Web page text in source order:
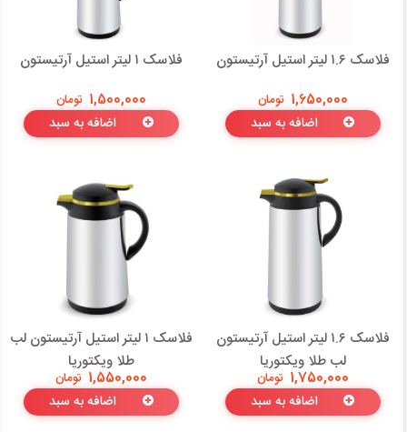
فلاسک ۱.۶ لیتر استیل آرتیستون
1,650,000 تومان
اضافه به سبد
فلاسک ۱ لیتر استیل آرتیستون
1,500,000 تومان
اضافه به سبد
فلاسک ۱.۶ لیتر استیل آرتیستون
لب طلا ویکتوریا
1,750,000 تومان
اضافه به سبد
فلاسک ۱ لیتر استیل آرتیستون لب
طلا ویکتوریا
1,550,000 تومان
اضافه به سبد